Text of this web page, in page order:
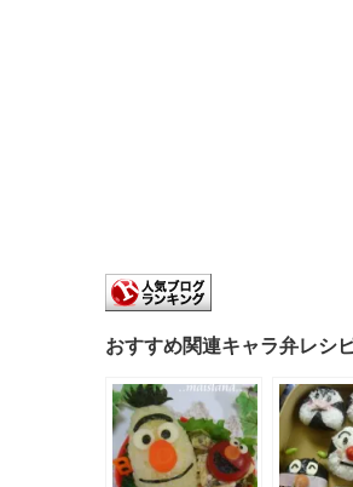
おすすめ関連キャラ弁レシ